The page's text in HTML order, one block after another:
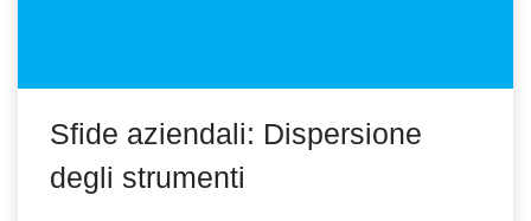
Sfide aziendali: Dispersione
degli strumenti